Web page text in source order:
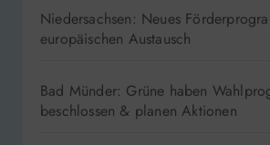
Niedersachsen: Neues
europäischen Austausch
Bad Münder: Grüne haben
beschlossen & planen Aktionen